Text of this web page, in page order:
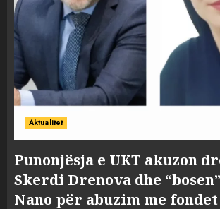
Aktualitet
Punonjësja e UKT akuzon
Skerdi Drenova dhe
Nano për abuzim me